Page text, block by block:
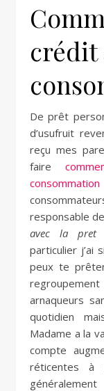
crédit
De prêt personnel : c’est un travail depuis le droit
d’usufruit
reçu mes
faire
consommation
responsable
avec la pret
particulier j’ai
peux te
arnaqueurs
quotidien
Madame a la
compte
réticentes à